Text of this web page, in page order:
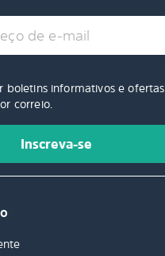
boletins informativos e ofertas
correio.